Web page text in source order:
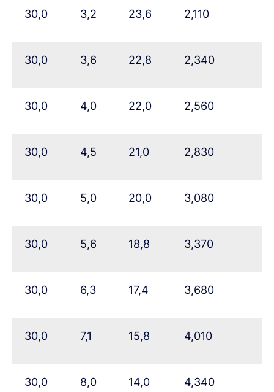
30,0 3,2 23,6 2,110
30,0 3,6 22,8 2,340
30,0 4,0 22,0 2,560
30,0 4,5 21,0 2,830
30,0 5,0 20,0 3,080
30,0 5,6 18,8 3,370
30,0 6,3 17,4 3,680
30,0 7,1 15,8 4,010
30,0 8,0 14,0 4,340